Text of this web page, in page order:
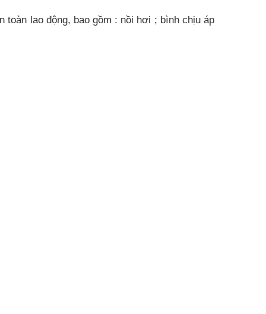
toàn lao động, bao gồm : nồi hơi ; bình chịu áp